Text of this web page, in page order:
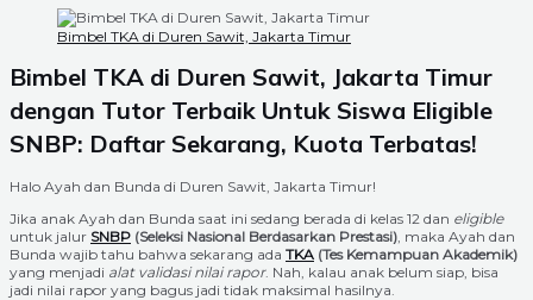
Bimbel TKA di Duren Sawit, Jakarta Timur
Bimbel TKA di Duren Sawit, Jakarta Timur
dengan Tutor Terbaik Untuk Siswa Eligible
SNBP: Daftar Sekarang, Kuota Terbatas!
Halo Ayah dan Bunda di Duren Sawit, Jakarta Timur!
Jika anak Ayah dan Bunda saat ini sedang berada di kelas 12 dan eligible
untuk jalur SNBP (Seleksi Nasional Berdasarkan Prestasi) , maka Ayah dan
Bunda wajib tahu bahwa sekarang ada TKA (Tes Kemampuan Akademik)
yang menjadi alat validasi nilai rapor. Nah, kalau anak belum siap, bisa
jadi nilai rapor yang bagus jadi tidak maksimal hasilnya.